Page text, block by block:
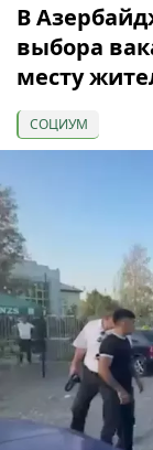
В
выбора
месту
СОЦИУМ